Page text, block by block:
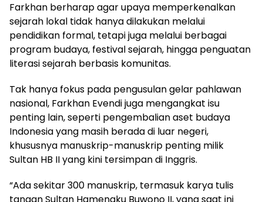
Farkhan berharap agar upaya memperkenalkan
sejarah lokal tidak hanya dilakukan melalui
pendidikan formal, tetapi juga melalui berbagai
program budaya, festival sejarah, hingga penguatan
literasi sejarah berbasis komunitas.
Tak hanya fokus pada pengusulan gelar pahlawan
nasional, Farkhan Evendi juga mengangkat isu
penting lain, seperti pengembalian aset budaya
Indonesia yang masih berada di luar negeri,
khususnya manuskrip-manuskrip penting milik
Sultan HB II yang kini tersimpan di Inggris.
“Ada sekitar 300 manuskrip, termasuk karya tulis